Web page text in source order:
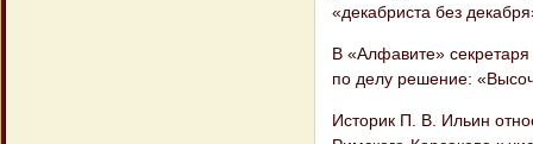
«декабриста без
В «Алфавите»
по делу решение:
Историк П. В. Ильин